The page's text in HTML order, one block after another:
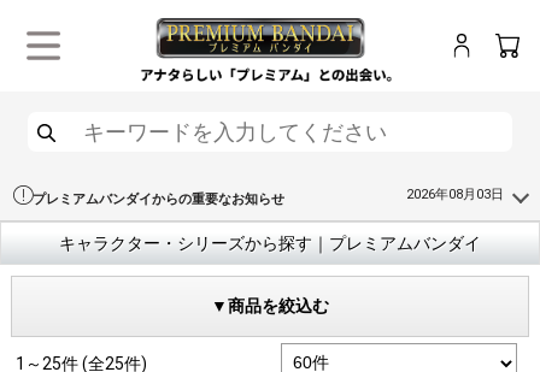
プレミアムバンダイからの重要なお知らせ 2026年08月03日
キャラクター・シリーズから探す｜プレミアムバンダイ
▼商品を絞込む
1～25件 (全25件)